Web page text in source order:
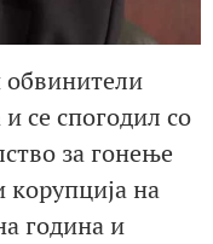
обвинители
се спогодил со
за гонење
на
година и